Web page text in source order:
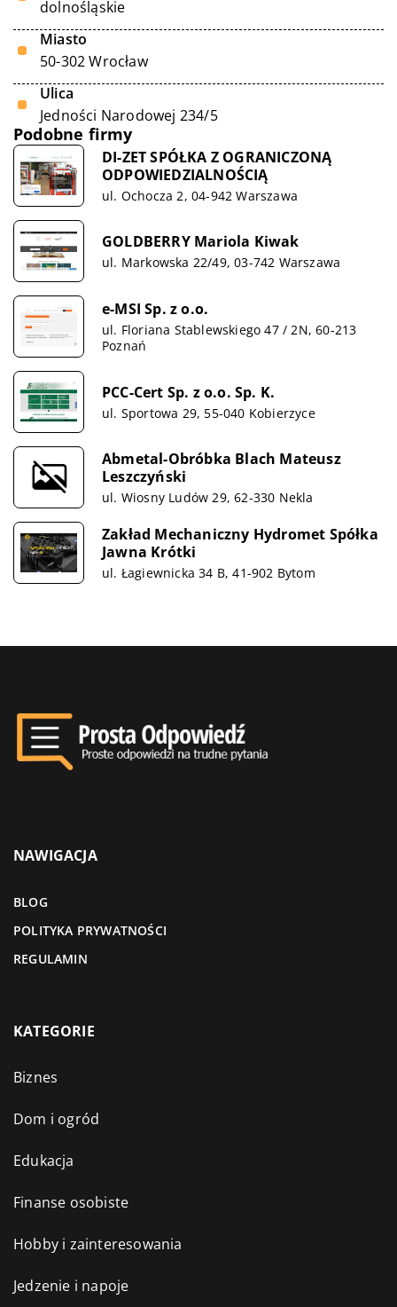
dolnośląskie
Miasto
50-302 Wrocław
Ulica
Jedności Narodowej 234/5
Podobne firmy
DI-ZET SPÓŁKA Z OGRANICZONĄ
ODPOWIEDZIALNOŚCIĄ
ul. Ochocza 2, 04-942 Warszawa
GOLDBERRY Mariola Kiwak
ul. Markowska 22/49, 03-742 Warszawa
e-MSI Sp. z o.o.
ul. Floriana Stablewskiego 47 / 2N, 60-213
Poznań
PCC-Cert Sp. z o.o. Sp. K.
ul. Sportowa 29, 55-040 Kobierzyce
Abmetal-Obróbka Blach Mateusz
Leszczyński
ul. Wiosny Ludów 29, 62-330 Nekla
Zakład Mechaniczny Hydromet Spółka
Jawna Krótki
ul. Łagiewnicka 34 B, 41-902 Bytom
NAWIGACJA
BLOG
POLITYKA PRYWATNOŚCI
REGULAMIN
KATEGORIE
Biznes
Dom i ogród
Edukacja
Finanse osobiste
Hobby i zainteresowania
Jedzenie i napoje